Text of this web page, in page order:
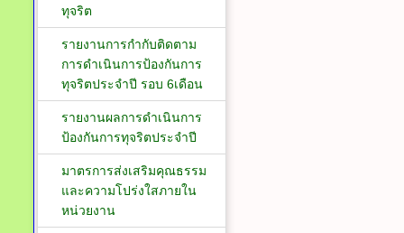
ทุจริต
รายงานการกำกับติดตาม
การดำเนินการป้องกันการ
ทุจริตประจำปี รอบ 6เดือน
รายงานผลการดำเนินการ
ป้องกันการทุจริตประจำปี
มาตรการส่งเสริมคุณธรรม
และความโปร่งใสภายใน
หน่วยงาน